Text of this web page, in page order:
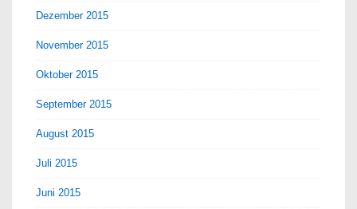
Dezember 2015
November 2015
Oktober 2015
September 2015
August 2015
Juli 2015
Juni 2015